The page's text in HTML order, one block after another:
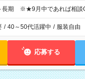
長期 ※★9月中であれば相談
/ 40～50代活躍中 / 服装自由
応募する